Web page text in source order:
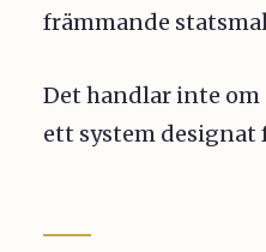
främmande
Det handlar inte om
ett system designat